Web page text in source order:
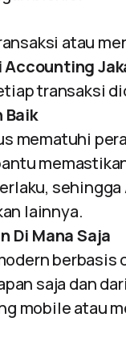
atau
Accounting
transaksi
Baik
mematuhi
lainnya.
Di Mana Saja
berbasis
saja dan
mobile atau